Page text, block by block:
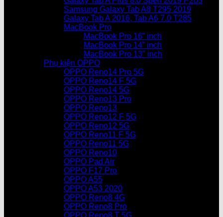
Samsung Galaxy Tab A8 T295 2019
Galaxy Tab A 2016, Tab A6 7.0 T285
MacBook Pro
MacBook Pro 16” inch
MacBook Pro 14” inch
MacBook Pro 13″ inch
Phụ kiện OPPO
OPPO Reno14 Pro 5G
OPPO Reno14 F 5G
OPPO Reno14 5G
OPPO Reno13 Pro
OPPO Reno13
OPPO Reno12 F 5G
OPPO Reno12 5G
OPPO Reno11 F 5G
OPPO Reno11 5G
OPPO Reno10
OPPO Pad Air
OPPO F17 Pro
OPPO A55
OPPO A53 2020
OPPO Reno8 4G
OPPO Reno8 Pro
OPPO Reno8 T 5G